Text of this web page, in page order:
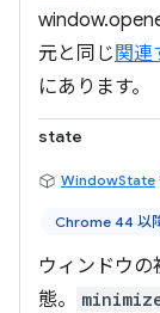
元と同じ関連
にあります。
state
WindowState
Chrome 44 以
ウィンドウの
態。